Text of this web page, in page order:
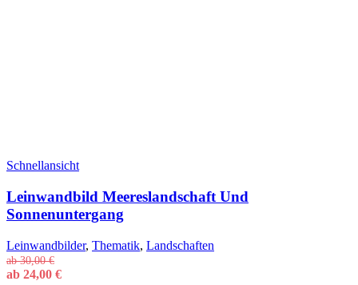
Schnellansicht
Leinwandbild Meereslandschaft Und
Sonnenuntergang
Leinwandbilder, Thematik, Landschaften
ab30,00€
ab 24,00 €